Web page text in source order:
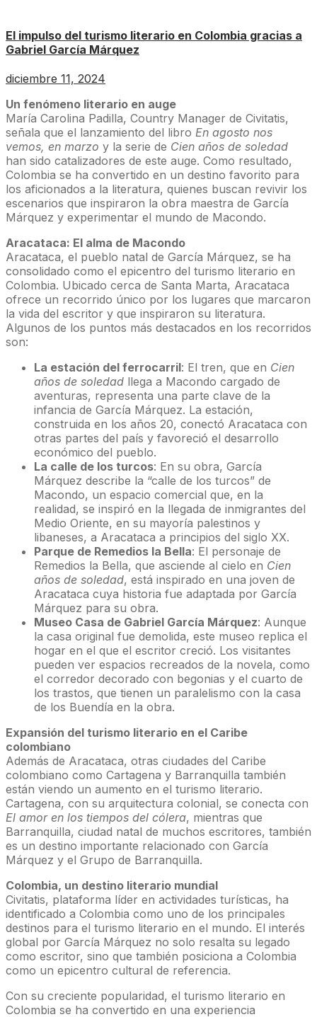
El impulso del turismo literario en Colombia gracias a
Gabriel García Márquez
diciembre 11, 2024
Un fenómeno literario en auge
María Carolina Padilla, Country Manager de Civitatis,
señala que el lanzamiento del libro En agosto nos
vemos, en marzo y la serie de Cien años de soledad
han sido catalizadores de este auge. Como resultado,
Colombia se ha convertido en un destino favorito para
los aficionados a la literatura, quienes buscan revivir los
escenarios que inspiraron la obra maestra de García
Márquez y experimentar el mundo de Macondo.
Aracataca: El alma de Macondo
Aracataca, el pueblo natal de García Márquez, se ha
consolidado como el epicentro del turismo literario en
Colombia. Ubicado cerca de Santa Marta, Aracataca
ofrece un recorrido único por los lugares que marcaron
la vida del escritor y que inspiraron su literatura.
Algunos de los puntos más destacados en los recorridos
son:
La estación del ferrocarril: El tren, que en Cien
años de soledad llega a Macondo cargado de
aventuras, representa una parte clave de la
infancia de García Márquez. La estación,
construida en los años 20, conectó Aracataca con
otras partes del país y favoreció el desarrollo
económico del pueblo.
La calle de los turcos: En su obra, García
Márquez describe la “calle de los turcos” de
Macondo, un espacio comercial que, en la
realidad, se inspiró en la llegada de inmigrantes del
Medio Oriente, en su mayoría palestinos y
libaneses, a Aracataca a principios del siglo XX.
Parque de Remedios la Bella: El personaje de
Remedios la Bella, que asciende al cielo en Cien
años de soledad, está inspirado en una joven de
Aracataca cuya historia fue adaptada por García
Márquez para su obra.
Museo Casa de Gabriel García Márquez: Aunque
la casa original fue demolida, este museo replica el
hogar en el que el escritor creció. Los visitantes
pueden ver espacios recreados de la novela, como
el corredor decorado con begonias y el cuarto de
los trastos, que tienen un paralelismo con la casa
de los Buendía en la obra.
Expansión del turismo literario en el Caribe
colombiano
Además de Aracataca, otras ciudades del Caribe
colombiano como Cartagena y Barranquilla también
están viendo un aumento en el turismo literario.
Cartagena, con su arquitectura colonial, se conecta con
El amor en los tiempos del cólera, mientras que
Barranquilla, ciudad natal de muchos escritores, también
es un destino importante relacionado con García
Márquez y el Grupo de Barranquilla.
Colombia, un destino literario mundial
Civitatis, plataforma líder en actividades turísticas, ha
identificado a Colombia como uno de los principales
destinos para el turismo literario en el mundo. El interés
global por García Márquez no solo resalta su legado
como escritor, sino que también posiciona a Colombia
como un epicentro cultural de referencia.
Con su creciente popularidad, el turismo literario en
Colombia se ha convertido en una experiencia